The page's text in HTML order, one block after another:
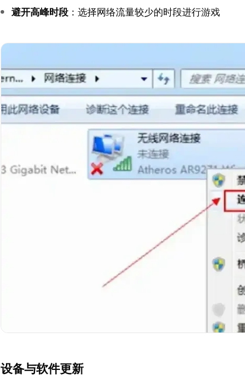
避开高峰时段 ：选择网络流量较少的时段进行游戏
设备与软件更新